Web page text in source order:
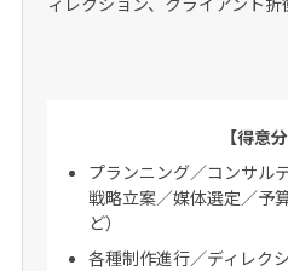
ィレクション、クライアント折
【得意
プランニング／コンサル
戦略立案／媒体選定／予
ど）
各種制作進行／ディレク